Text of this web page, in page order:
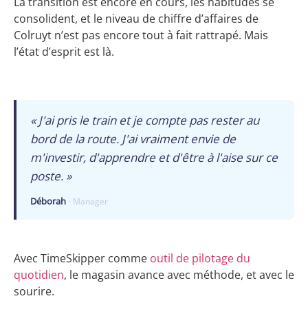
consolident, et le niveau de chiffre d’affaires de
Colruyt n’est pas encore tout à fait rattrapé. Mais
l’état d’esprit est là.
« J'ai pris le train et je compte pas rester au
bord de la route. J'ai vraiment envie de
m'investir, d'apprendre et d'être à l'aise sur ce
poste. »
Déborah · Manager
Avec TimeSkipper comme outil de pilotage du
quotidien, le magasin avance avec méthode, et avec le
sourire.